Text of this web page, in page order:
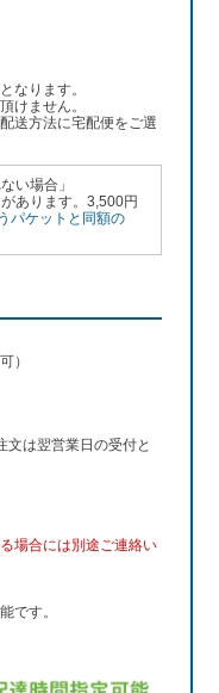
なります。
けません。
送方法に宅配便をご選
い場合」
あります。3,500円
パケットと同額の
）
文は翌営業日の受付と
場合には別途ご連絡い
です。